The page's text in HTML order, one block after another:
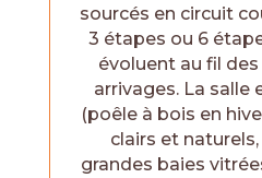
sourcés en circuit
3 étapes ou 6
évoluent au fil
arrivages. La salle
(poêle à bois en
clairs et
grandes baies